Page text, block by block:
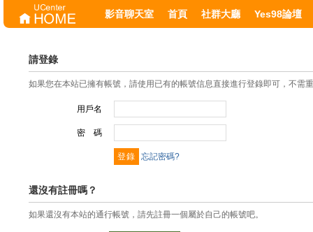
影音聊天室 首頁 社群大廳 Yes98論壇
請登錄
如果您在本站已擁有帳號，請使用已有的帳號信息直接進行登錄即可，不需
用戶名
密 碼
忘記密碼?
還沒有註冊嗎？
如果還沒有本站的通行帳號，請先註冊一個屬於自己的帳號吧。